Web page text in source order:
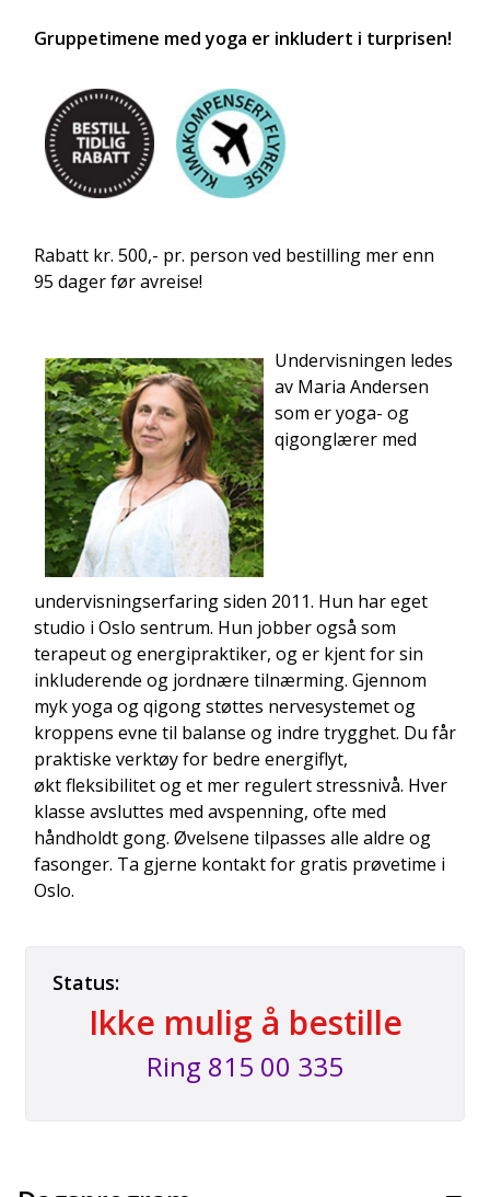
Frigliana
Gruppetimene med yoga er inkludert i turprisen!
Rabatt kr. 500,- pr. person ved bestilling mer enn
95 dager før avreise!
Undervisningen ledes
av Maria Andersen
som er yoga- og
qigonglærer med
undervisningserfaring siden 2011. Hun har eget
studio i Oslo sentrum. Hun jobber også som
terapeut og energipraktiker, og er kjent for sin
inkluderende og jordnære tilnærming. Gjennom
myk yoga og qigong støttes nervesystemet og
kroppens evne til balanse og indre trygghet. Du får
praktiske verktøy for bedre energiflyt,
økt fleksibilitet og et mer regulert stressnivå. Hver
klasse avsluttes med avspenning, ofte med
håndholdt gong. Øvelsene tilpasses alle aldre og
fasonger. Ta gjerne kontakt for gratis prøvetime i
Oslo.
Status:
Ikke mulig å bestille
Ring 815 00 335